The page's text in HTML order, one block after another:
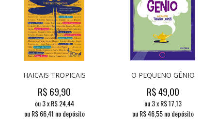
HAICAIS TROPICAIS
R$ 69,90
ou3x R$24,44
ou R$66,41 no depósito
O PEQUENO GÊNIO
R$49,00
ou3x R$17,13
ou R$46,55 no depósito